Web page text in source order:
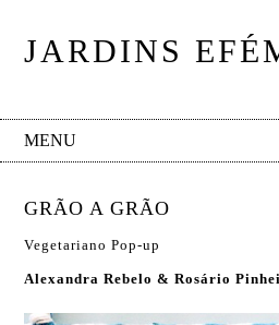
JARDINS
MENU
GRÃO A GRÃO
Vegetariano Pop-up
Alexandra Rebelo & Rosário